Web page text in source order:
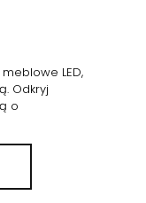
LED,
Odkryj
o